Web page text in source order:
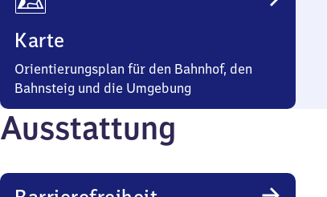
Karte
Orientierungsplan für den Bahnhof, den
Bahnsteig und die Umgebung
Ausstattung